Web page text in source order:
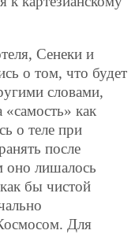
Сенеки и
о том, что будет
словами,
как
о теле при
после
оно лишалось
бы чистой
Для